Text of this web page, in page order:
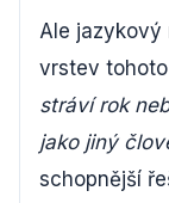
Ale jazykový
vrstev
stráví rok
jako jiný
schopnější